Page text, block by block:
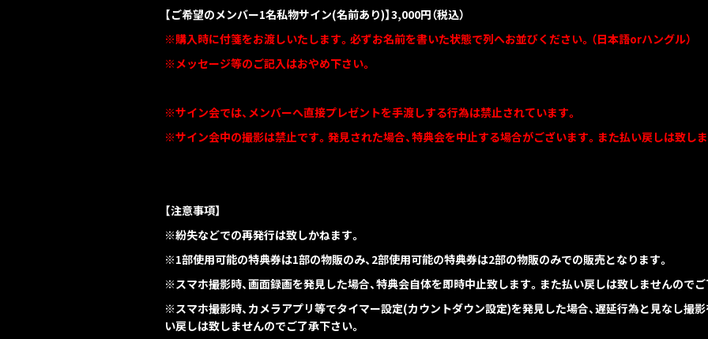
【ご希望のメンバー1名私物サイン(名前あり)】3,000円（税込）
※購入時に付箋をお渡しいたします。必ずお名前を書いた状態で列へお並びください。（日本語orハングル）
※メッセージ等のご記入はおやめ下さい。
※サイン会では、メンバーへ直接プレゼントを手渡しする行為は禁止されています。
※サイン会中の撮影は禁止です。発見された場合、特典会を中止する場合がございます。また払い戻しは致し
【注意事項】
※紛失などでの再発行は致しかねます。
※1部使用可能の特典券は1部の物販のみ、2部使用可能の特典券は2部の物販のみでの販売となります。
※スマホ撮影時、画面録画を発見した場合、特典会自体を即時中止致します。また払い戻しは致しませんのでご
※スマホ撮影時、カメラアプリ等でタイマー設定(カウントダウン設定)を発見した場合、遅延行為と見なし撮
い戻しは致しませんのでご了承下さい。